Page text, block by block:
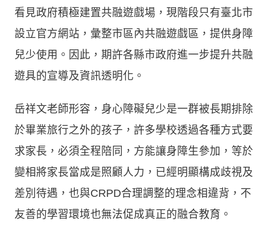
看見政府積極建置共融遊戲場，現階段只有臺北市
設立官方網站，彙整市區內共融遊戲區，提供身障
兒少使用。因此，期許各縣市政府進一步提升共融
遊具的宣導及資訊透明化。
岳祥文老師形容，身心障礙兒少是一群被長期排除
於畢業旅行之外的孩子，許多學校透過各種方式要
求家長，必須全程陪同，方能讓身障生參加，等於
變相將家長當成是照顧人力，已經明顯構成歧視及
差別待遇，也與CRPD合理調整的理念相違背，不
友善的學習環境也無法促成真正的融合教育。